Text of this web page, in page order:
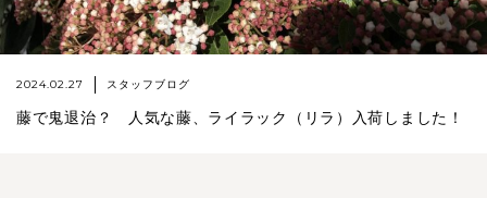
2024.02.27 スタッフブログ
藤で鬼退治？ 人気な藤、ライラック（リラ）入荷しました！